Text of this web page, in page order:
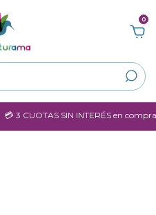
0
💳 3 CUOTAS SIN INTERÉS en